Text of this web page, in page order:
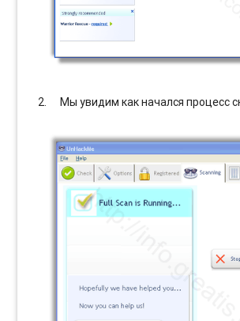
Мы увидим как начался процесс